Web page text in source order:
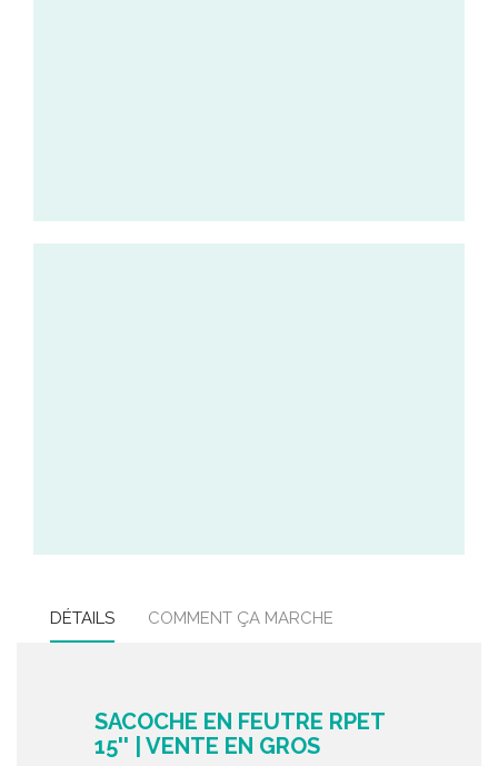
DÉTAILS COMMENT ÇA MARCHE
SACOCHE EN FEUTRE RPET
15'' | VENTE EN GROS